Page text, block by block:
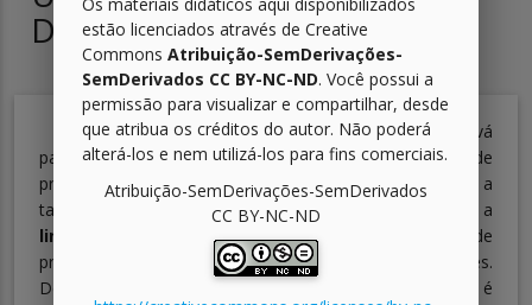
estão licenciados através de Creative
Commons Atribuição-SemDerivações-
SemDerivados CC BY-NC-ND. Você possui a
permissão para visualizar e compartilhar, desde
que atribua os créditos do autor. Não poderá
alterá-los e nem utilizá-los para fins comerciais.
Atribuição-SemDerivações-SemDerivados
CC BY-NC-ND
Da Programação
Agora que você já sabe estruturar seus algoritmos, vá
para o próximo passo: conheça a linguagem de
programação a ser utilizada para dizer ao computador a
tarefa que ele deve realizar! Para isso, você utilizará a
linguagem Potigol , que é uma linguagem de
programação em português, voltada para iniciantes.
Devido a seus comandos serem em português, essa é